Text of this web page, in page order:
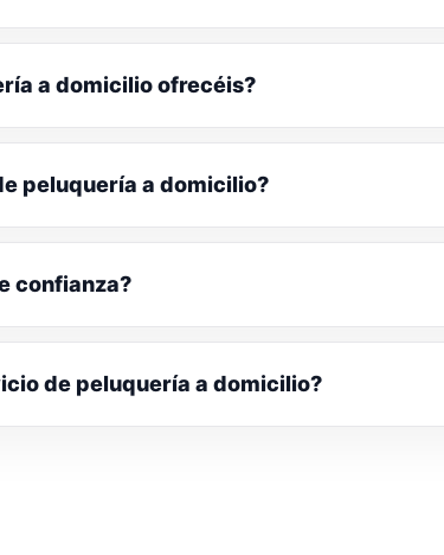
a domicilio ofrecéis?
peluquería a domicilio?
confianza?
de peluquería a domicilio?